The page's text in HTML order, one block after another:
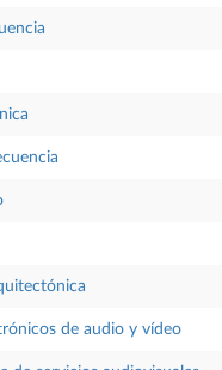
de audio y vídeo